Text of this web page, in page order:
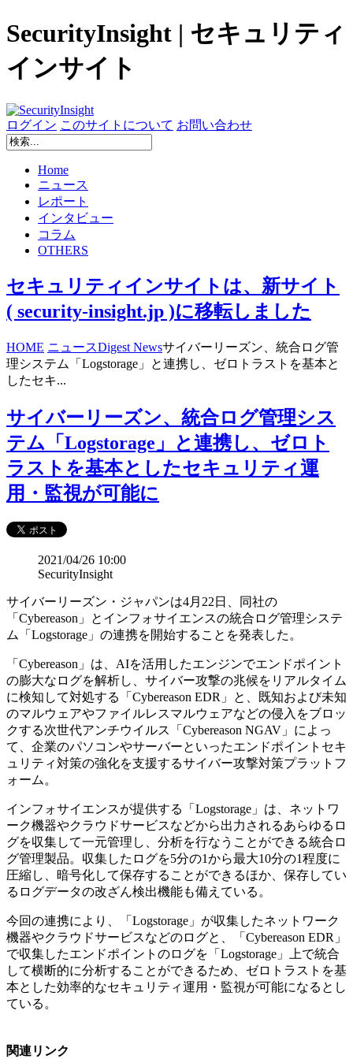
SecurityInsight | セキュリティ
インサイト
ログイン このサイトについて お問い合わせ
Home
ニュース
レポート
インタビュー
コラム
OTHERS
セキュリティインサイトは、新サイト
( security-insight.jp )に移転しました
HOME ニュースDigest Newsサイバーリーズン、統合ログ管
理システム「Logstorage」と連携し、ゼロトラストを基本と
したセキ...
サイバーリーズン、統合ログ管理シス
テム「Logstorage」と連携し、ゼロト
ラストを基本としたセキュリティ運
用・監視が可能に
2021/04/26 10:00
SecurityInsight
サイバーリーズン・ジャパンは4月22日、同社の
「Cybereason」とインフォサイエンスの統合ログ管理システ
ム「Logstorage」の連携を開始することを発表した。
「Cybereason」は、AIを活用したエンジンでエンドポイント
の膨大なログを解析し、サイバー攻撃の兆候をリアルタイム
に検知して対処する「Cybereason EDR」と、既知および未知
のマルウェアやファイルレスマルウェアなどの侵入をブロッ
クする次世代アンチウイルス「Cybereason NGAV」によっ
て、企業のパソコンやサーバーといったエンドポイントセキ
ュリティ対策の強化を支援するサイバー攻撃対策プラットフ
ォーム。
インフォサイエンスが提供する「Logstorage」は、ネットワ
ーク機器やクラウドサービスなどから出力されるあらゆるロ
グを収集して一元管理し、分析を行なうことができる統合ロ
グ管理製品。収集したログを5分の1から最大10分の1程度に
圧縮し、暗号化して保存することができるほか、保存してい
るログデータの改ざん検出機能も備えている。
今回の連携により、「Logstorage」が収集したネットワーク
機器やクラウドサービスなどのログと、「Cybereason EDR」
で収集したエンドポイントのログを「Logstorage」上で統合
して横断的に分析することができるため、ゼロトラストを基
本とした効率的なセキュリティ運用・監視が可能になるとし
ている。
関連リンク